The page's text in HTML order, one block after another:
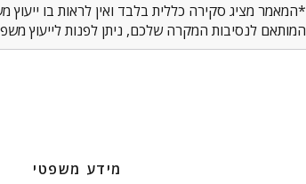
*המאמר מציג סקירה כללית בלבד ואין לראות בו
המותאם לנסיבות המקרה שלכם, ניתן לפנות לייעוץ
מידע משפטי